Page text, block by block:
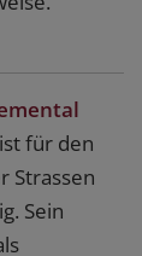
für den
Strassen
Sein